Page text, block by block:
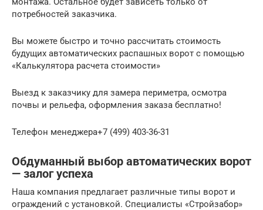
потребностей заказчика.
Вы можете быстро и точно рассчитать стоимость
будущих автоматических распашных ворот с помощью
«Калькулятора расчета стоимости»
Выезд к заказчику для замера периметра, осмотра
почвы и рельефа, оформления заказа бесплатно!
Телефон менеджера+7 (499) 403-36-31
Обдуманный выбор автоматических ворот
— залог успеха
Наша компания предлагает различные типы ворот и
ограждений с установкой. Специалисты «Стройзабор»